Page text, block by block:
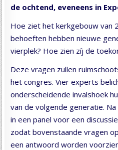
de ochtend, eveneens in
Hoe ziet het kerkgebouw van
behoeften hebben nieuwe
vierplek? Hoe zien zíj de
Deze vragen zullen
het congres. Vier experts
onderscheidende invalshoek
van de volgende generatie.
in een panel voor een
zodat bovenstaande vragen
een antwoord worden